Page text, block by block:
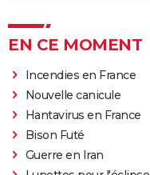
EN CE MOMENT
Incendies en France
Nouvelle canicule
Hantavirus en France
Bison Futé
Guerre en Iran